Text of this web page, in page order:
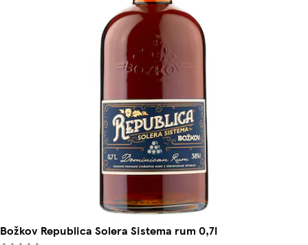
Božkov Republica Solera Sistema rum 0,7l